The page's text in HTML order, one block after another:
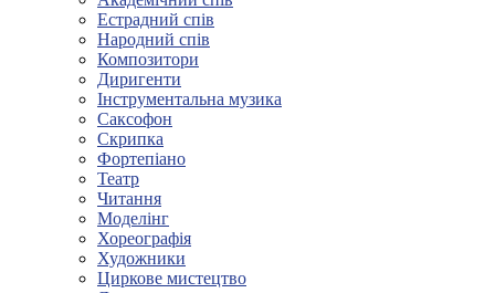
Естрадний спів
Народний спів
Композитори
Диригенти
Інструментальна музика
Саксофон
Скрипка
Фортепіано
Театр
Читання
Моделінг
Хореографія
Художники
Циркове мистецтво